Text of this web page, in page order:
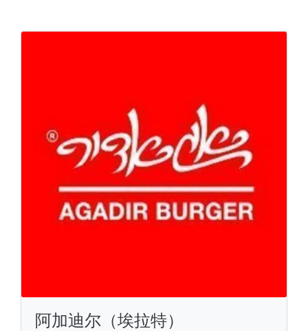
阿加迪尔（埃拉特）